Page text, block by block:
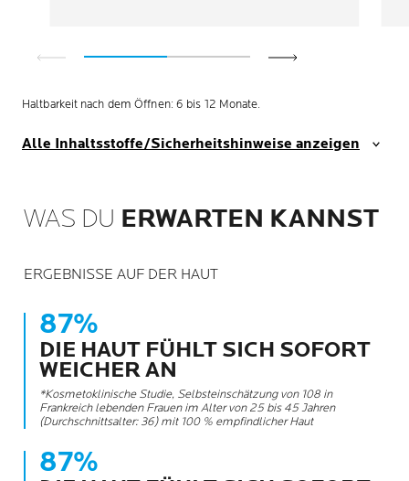
Haltbarkeit nach dem Öffnen: 6 bis 12 Monate.
Alle Inhaltsstoffe/Sicherheitshinweise anzeigen
WAS DU ERWARTEN KANNST
ERGEBNISSE AUF DER HAUT
87%
DIE HAUT FÜHLT SICH SOFORT
WEICHER AN
*Kosmetoklinische Studie, Selbsteinschätzung von 108 in
Frankreich lebenden Frauen im Alter von 25 bis 45 Jahren
(Durchschnittsalter: 36) mit 100 % empfindlicher Haut
87%